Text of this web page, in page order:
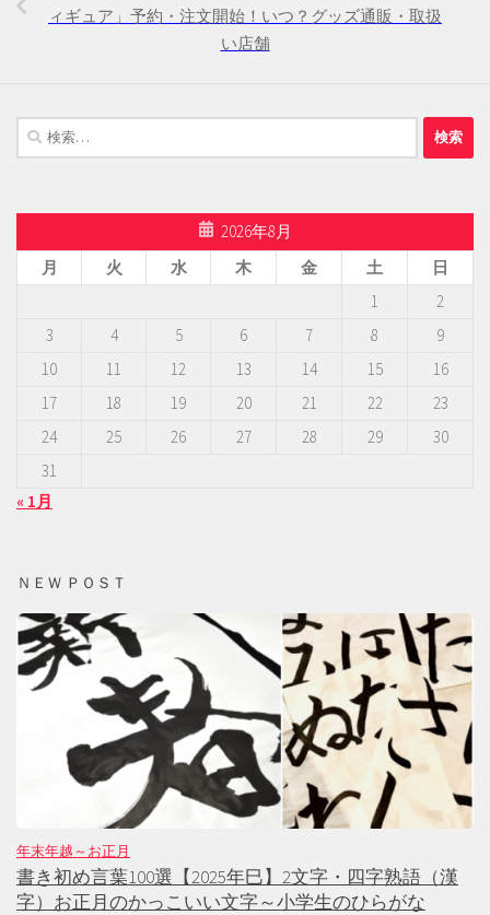
ィギュア」予約・注文開始！いつ？グッズ通販・取扱
い店舗
検
索:
2026年8月
月
火 水 木 金 土
日
1
2
3
4 5 6 7 8
9
10
11 12 13 14 15
16
17
18 19 20 21 22
23
24
25 26 27 28 29
30
31
« 1月
ＮＥＷ ＰＯＳＴ
年末年越～お正月
書き初め言葉100選【2025年巳】2文字・四字熟語（漢
字）お正月のかっこいい文字～小学生のひらがな